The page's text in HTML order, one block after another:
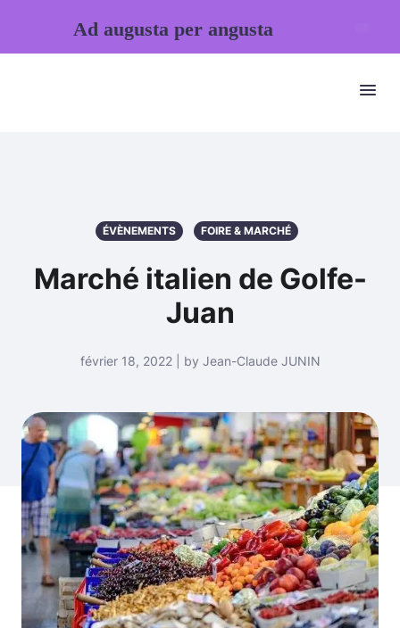
ÉVÈNEMENTS FOIRE & MARCHÉ
Marché italien de Golfe-
Juan
février 18, 2022 | by Jean-Claude JUNIN
Ad augusta per angusta